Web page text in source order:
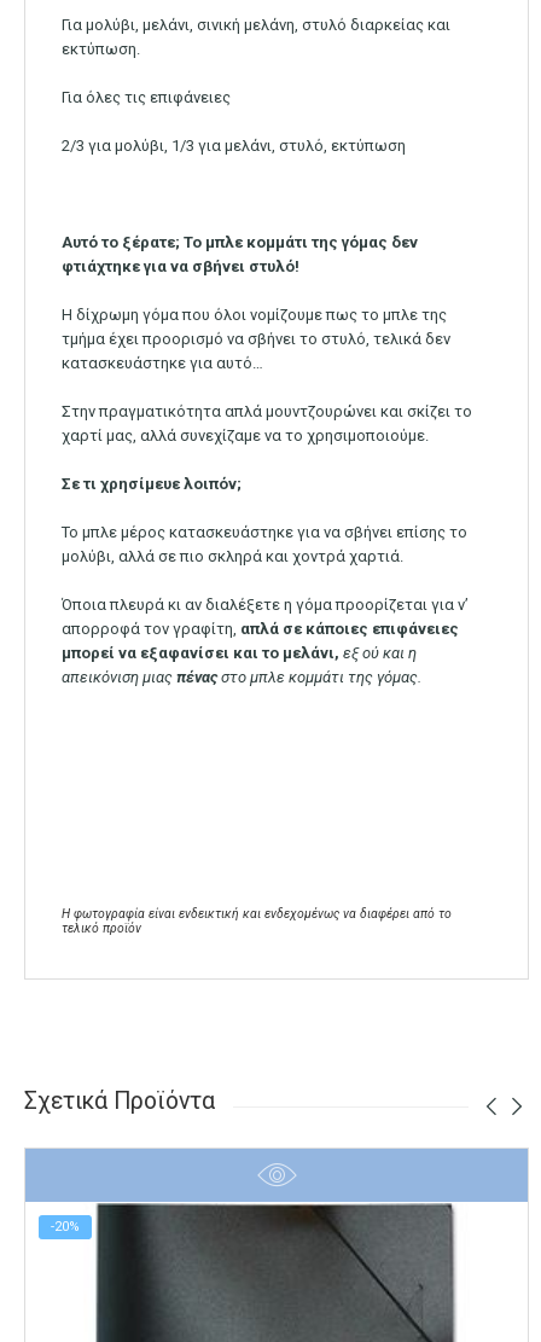
Για μολύβι, μελάνι, σινική μελάνη, στυλό διαρκείας και
εκτύπωση.
Για όλες τις επιφάνειες
2/3 για μολύβι, 1/3 για μελάνι, στυλό, εκτύπωση
Αυτό το ξέρατε; Το μπλε κομμάτι της γόμας δεν
φτιάχτηκε για να σβήνει στυλό!
Η δίχρωμη γόμα που όλοι νομίζουμε πως το μπλε της
τμήμα έχει προορισμό να σβήνει το στυλό, τελικά δεν
κατασκευάστηκε για αυτό…
Στην πραγματικότητα απλά μουντζουρώνει και σκίζει το
χαρτί μας, αλλά συνεχίζαμε να το χρησιμοποιούμε.
Σε τι χρησίμευε λοιπόν;
Το μπλε μέρος κατασκευάστηκε για να σβήνει επίσης το
μολύβι, αλλά σε πιο σκληρά και χοντρά χαρτιά.
Όποια πλευρά κι αν διαλέξετε η γόμα προορίζεται για ν’
απορροφά τον γραφίτη, απλά σε κάποιες επιφάνειες
μπορεί να εξαφανίσει και το μελάνι, εξ ού και η
απεικόνιση μιας πέναςστο μπλε κομμάτι της γόμας.
Η φωτογραφία είναι ενδεικτική και ενδεχομένως να διαφέρει από το
τελικό προϊόν
Σχετικά Προϊόντα
-20%